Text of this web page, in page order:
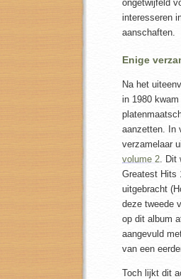
ongetwijfeld
interesseren
aanschaften.
Enige
Na het
in 1980 kwam
aanzetten. In
verzamelaar
volume 2. Dit
Greatest Hits
uitgebracht
deze tweede
op dit album
aangevuld
van een
Toch lijkt dit